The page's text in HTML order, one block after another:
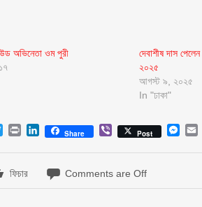
অভিনেতা ওম পুরী
দেবাশীষ দাস
২০২৫
আগস্ট ৯, ২০২৫
In "ঢাকা"
Twitter
Print LinkedIn
Share ViberPost
ফিচার Comments are Off